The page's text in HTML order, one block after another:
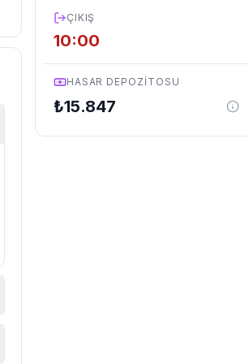
ÇIKIŞ
10:00
HASAR DEPOZITOSU
₺15.847